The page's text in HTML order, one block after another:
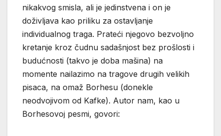
nikakvog smisla, ali je jedinstvena i on je
doživljava kao priliku za ostavljanje
individualnog traga. Prateći njegovo bezvoljno
kretanje kroz čudnu sadašnjost bez prošlosti i
budućnosti (takvo je doba mašina) na
momente nailazimo na tragove drugih velikih
pisaca, na omaž Borhesu (donekle
neodvojivom od Kafke). Autor nam, kao u
Borhesovoj pesmi, govori: